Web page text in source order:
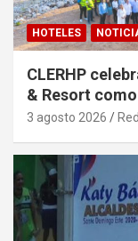
HOTELES
CLERHP
& Resort
3 agosto 2026